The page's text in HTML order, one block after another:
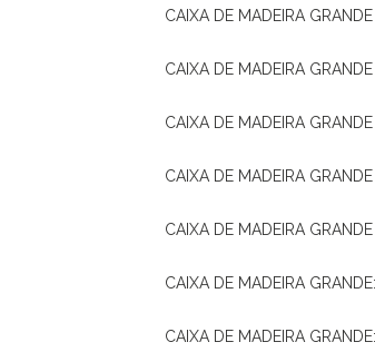
CAIXA DE MADEIRA
CAIXA DE MADEIRA
CAIXA DE MADEIRA
CAIXA DE MADEIRA
CAIXA DE MADEIRA
CAIXA DE MADEIRA
CAIXA DE MADEIRA